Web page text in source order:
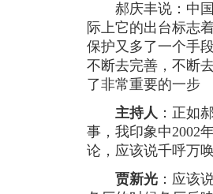
郝庆丰说：中国
际上它的出台标志
保护又多了一个手
不断去完善，不断
了非常重要的一步
主持人 ：正如
事，我印象中2002
论，应该说千呼万
贾新光 ：应该